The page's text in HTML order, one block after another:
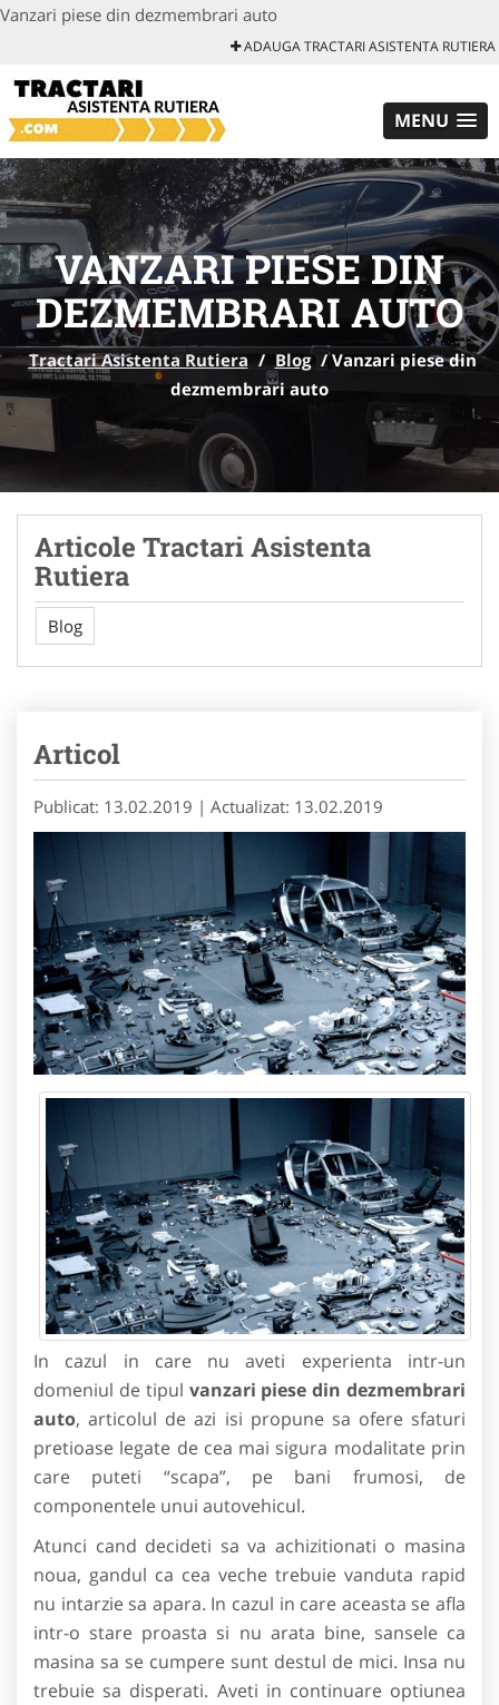
Vanzari piese din dezmembrari auto
ADAUGA TRACTARI ASISTENTA RUTIERA
MENU
VANZARI PIESE DIN
DEZMEMBRARI AUTO
Tractari Asistenta Rutiera / Blog /Vanzari piese din
dezmembrari auto
Articole Tractari Asistenta
Rutiera
Blog
Articol
Publicat: 13.02.2019 | Actualizat: 13.02.2019
In cazul in care nu aveti experienta intr-un
domeniul de tipul vanzari piese din dezmembrari
auto, articolul de azi isi propune sa ofere sfaturi
pretioase legate de cea mai sigura modalitate prin
care puteti “scapa”, pe bani frumosi, de
componentele unui autovehicul.
Atunci cand decideti sa va achizitionati o masina
noua, gandul ca cea veche trebuie vanduta rapid
nu intarzie sa apara. In cazul in care aceasta se afla
intr-o stare proasta si nu arata bine, sansele ca
masina sa se cumpere sunt destul de mici. Insa nu
trebuie sa disperati. Aveti in continuare optiunea